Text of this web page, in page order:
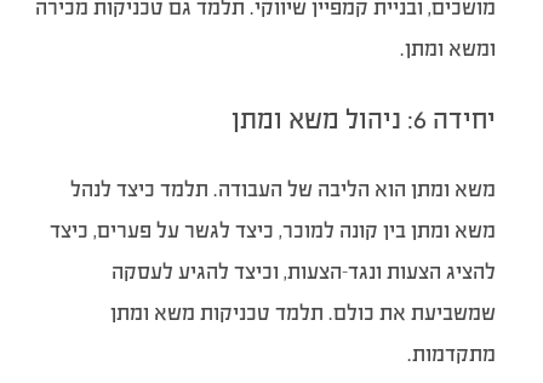
מושכים, ובניית קמפיין שיווקי. תלמד גם טכניקות מכירה
ומשא ומתן.
יחידה 6: ניהול משא ומתן
משא ומתן הוא הליבה של העבודה. תלמד כיצד לנהל
משא ומתן בין קונה למוכר, כיצד לגשר על פערים, כיצד
להציג הצעות ונגד-הצעות, וכיצד להגיע לעסקה
שמשביעת את כולם. תלמד טכניקות משא ומתן
מתקדמות.